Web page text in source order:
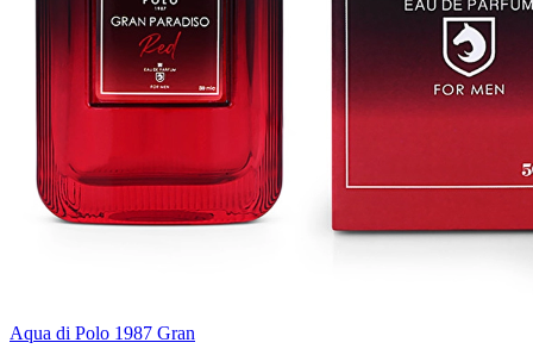
Aqua di Polo 1987 Gran